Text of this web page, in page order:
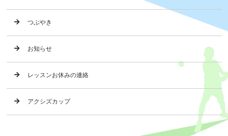
つぶやき
お知らせ
レッスンお休みの連絡
アクシズカップ